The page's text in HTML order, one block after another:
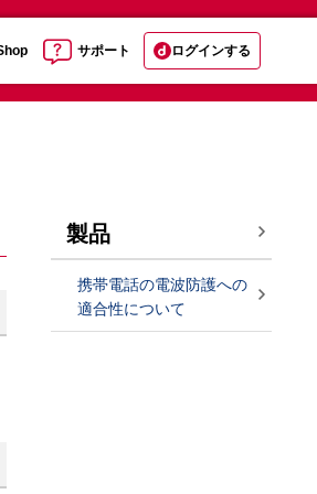
サポート ログインする
製品
携帯電話の電波防護への
適合性について